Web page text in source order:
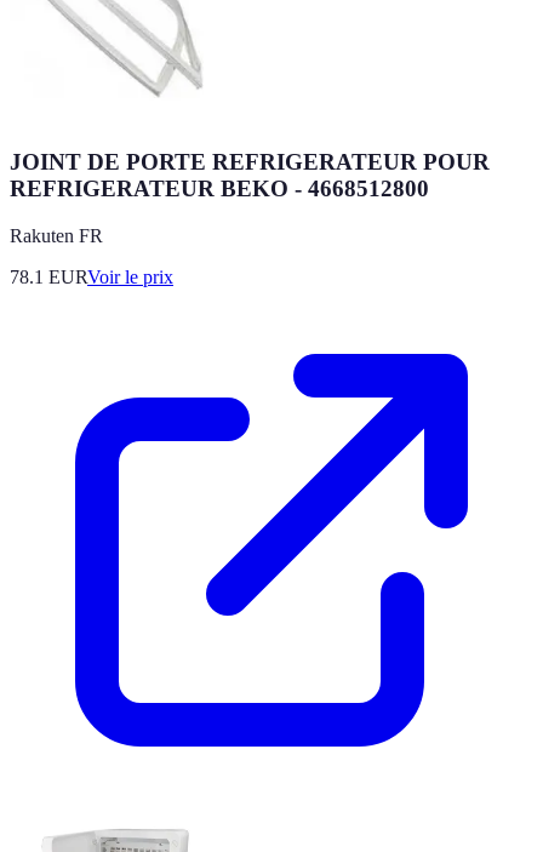
JOINT DE PORTE REFRIGERATEUR POUR
REFRIGERATEUR BEKO - 4668512800
Rakuten FR
78.1 EURVoir le prix